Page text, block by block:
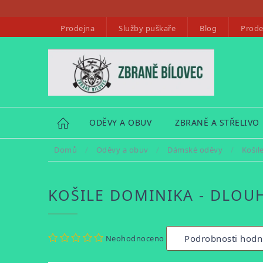
Prodejna Služby puškaře Blog
HOME ODĚVY A OBUV ZBRANĚ A STŘELIVO
Domů / Oděvy a obuv / Dámské oděvy /
KOŠILE DOMINIKA -
hodnocení
Neohodnoceno Podrobnosti